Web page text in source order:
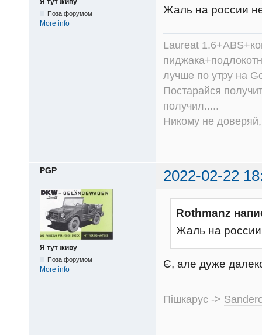
Поза форумом
More info
Жаль на россии
Laureat
лучше по утру на
Постарайся
получил.....
Никому не
PGP 2022-02-22
Я тут живу
Поза форумом
More info
Rothmanz
Жаль на россии
Є, але дуже
Пішкарус ->